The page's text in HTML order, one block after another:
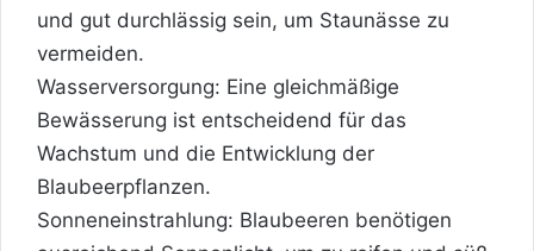
und gut durchlässig sein, um Staunässe zu
vermeiden.
Wasserversorgung: Eine gleichmäßige
Bewässerung ist entscheidend für das
Wachstum und die Entwicklung der
Blaubeerpflanzen.
Sonneneinstrahlung: Blaubeeren benötigen